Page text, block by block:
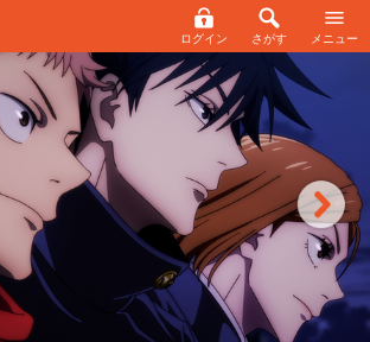
ログイン さがす メニュー